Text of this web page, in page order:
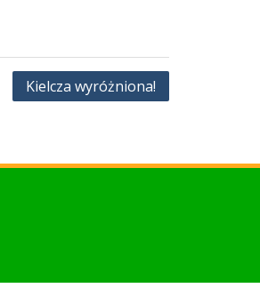
Kielcza wyróżniona!